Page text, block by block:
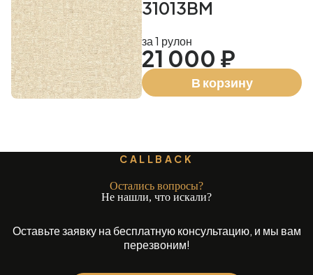
31013BM
за 1 рулон
21 000 ₽
В корзину
CALLBACK
Остались вопросы?
Не нашли, что искали?
Оставьте заявку на бесплатную консультацию, и мы вам
перезвоним!